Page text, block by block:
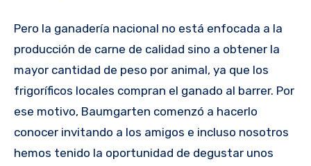
Pero la ganadería nacional no está enfocada a la
producción de carne de calidad sino a obtener la
mayor cantidad de peso por animal, ya que los
frigoríficos locales compran el ganado al barrer. Por
ese motivo, Baumgarten comenzó a hacerlo
conocer invitando a los amigos e incluso nosotros
hemos tenido la oportunidad de degustar unos